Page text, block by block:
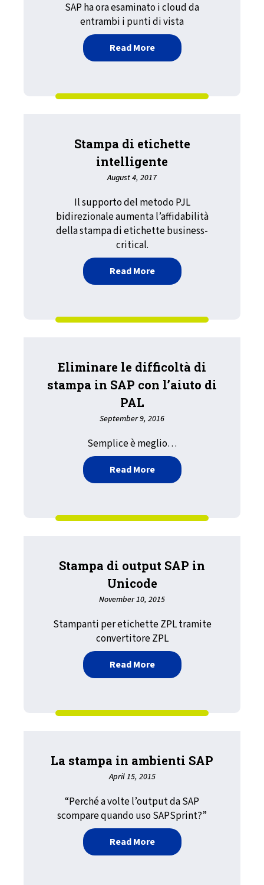
SAP ha ora esaminato i cloud da
entrambi i punti di vista
Read Moreabout Stampare nel cloud
Stampa di etichette
intelligente
August 4, 2017
Il supporto del metodo PJL
bidirezionale aumenta l’affidabilità
della stampa di etichette business-
critical.
Read Moreabout Stampa di
Eliminare le difficoltà di
stampa in SAP con l’aiuto di
PAL
September 9, 2016
Semplice è meglio…
Read Moreabout Eliminare le
Stampa di output SAP in
Unicode
November 10, 2015
Stampanti per etichette ZPL tramite
convertitore ZPL
Read Moreabout Stampa di output
La stampa in ambienti SAP
April 15, 2015
“Perché a volte l’output da SAP
scompare quando uso SAPSprint?”
Read Moreabout La stampa in